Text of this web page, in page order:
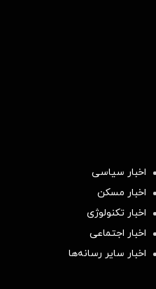
اخبار سیاسی
اخبار مسکن
اخبار تکنولوژی
اخبار اجتماعی
اخبار سایر رسانه‌‌ها